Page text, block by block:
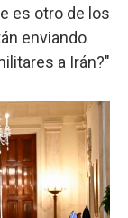
es otro de los
enviando
a Irán?"